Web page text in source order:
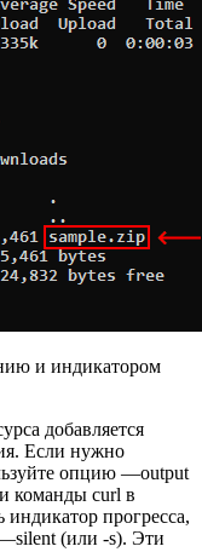
и индикатором
добавляется
Если нужно
опцию —output
команды curl в
прогресса,
(или -s). Эти